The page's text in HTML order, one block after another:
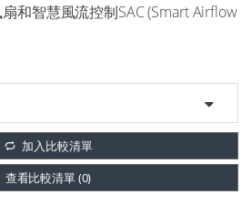
和智慧風流控制SAC (Smart Airflow
加入比較清單
查看比較清單 (0)